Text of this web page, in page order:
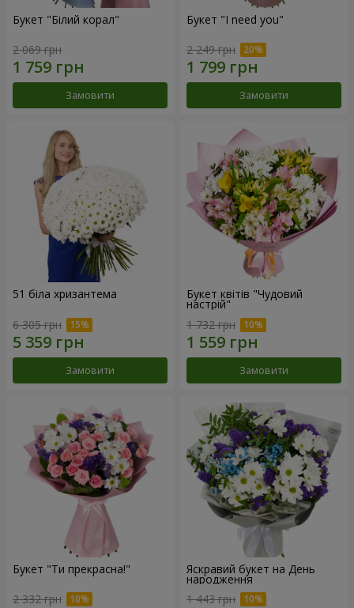
Букет "Білий корал"
2 069 грн
Замовити
Букет "I need you"
2 249 грн
Замовити
51 біла хризантема
6 305 грн
Замовити
Букет квітів "Чудовий
настрій"
1 732 грн
Замовити
Букет "Ти прекрасна!"
2 332 грн
Яскравий букет на День
народження
1 443 грн